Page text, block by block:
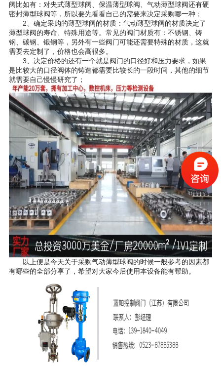
阀比如有：对夹式薄型球阀、保温薄型球阀、气动薄型球阀还有硬
密封薄型球阀等，所以要先看看自己的需要来决定采购哪一种；
2、确定采购的薄型球阀的材质：气动薄型球阀的材质决定了
薄型球阀的寿命、特殊用途等。常见的阀门材质有：不锈钢、铸
钢、碳钢、锻钢等，另外有一些阀门可能还需要特殊的材质，这就
需要去定制了，价格也会高很多。
3、决定价格的还有一个就是阀门的口径好和压力要求，如果
是比较大的口径阀体的铸造都需要比较长的一段时间，其他的细节
就需要自己慢慢研究了；
以上便是今天关于采购气动薄型球阀的时候一般参考的因素都
有哪些的全部分享了，希望对大家今后使用本设备能有帮助。